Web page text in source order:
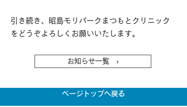
引き続き、昭島モリパークまつもとクリニック
をどうぞよろしくお願いいたします。
お知らせ一覧 ›
ページトップへ戻る